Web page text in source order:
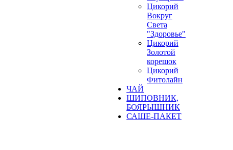
Цикорий
Вокруг
Света
"Здоровье"
Цикорий
Золотой
корешок
Цикорий
Фитолайн
ЧАЙ
ШИПОВНИК,
БОЯРЫШНИК
САШЕ-ПАКЕТ